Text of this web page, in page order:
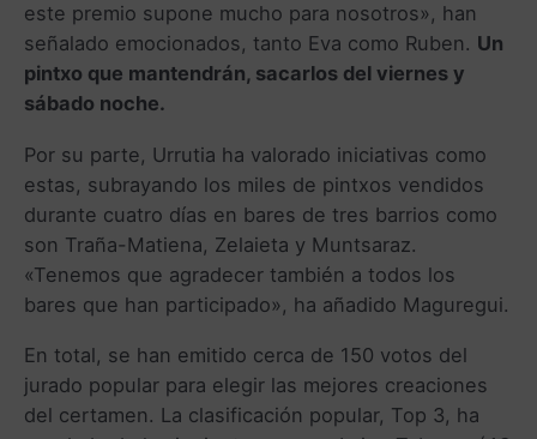
este premio supone mucho para nosotros», han
señalado emocionados, tanto Eva como Ruben. Un
pintxo que mantendrán, sacarlos del viernes y
sábado noche.
Por su parte, Urrutia ha valorado iniciativas como
estas, subrayando los miles de pintxos vendidos
durante cuatro días en bares de tres barrios como
son Traña-Matiena, Zelaieta y Muntsaraz.
«Tenemos que agradecer también a todos los
bares que han participado», ha añadido Maguregui.
En total, se han emitido cerca de 150 votos del
jurado popular para elegir las mejores creaciones
del certamen. La clasificación popular, Top 3, ha